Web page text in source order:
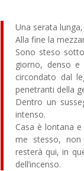
Una serata
Alla fine la
Sono steso
giorno, denso
circondato dal
penetranti della
Dentro un
intenso.
Casa è lontana
me stesso,
resterà qui, in
dell’incenso.